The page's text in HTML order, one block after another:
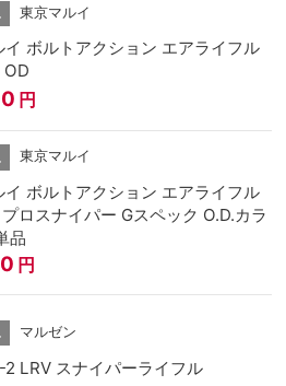
東京マルイ
イ ボルトアクション エアライフル
円
東京マルイ
イ ボルトアクション エアライフル
ロスナイパー Gスペック O.D.カラ
品
円
マルゼン
2 LRV スナイパーライフル